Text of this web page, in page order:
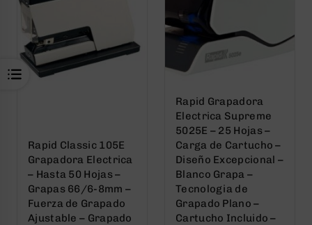
Rapid Classic 105E
Grapadora Electrica
– Hasta 50 Hojas –
Grapas 66/6-8mm –
Fuerza de Grapado
Ajustable – Grapado
Rapid Grapadora
Electrica Supreme
5025E – 25 Hojas –
Carga de Cartucho –
Diseño Excepcional –
Blanco Grapa –
Tecnologia de
Grapado Plano –
Cartucho Incluido –